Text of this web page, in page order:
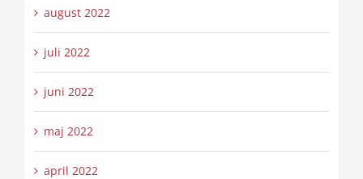
august 2022
juli 2022
juni 2022
maj 2022
april 2022